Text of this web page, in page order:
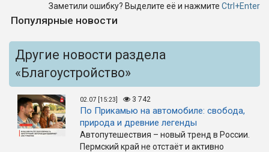
Заметили ошибку? Выделите её и нажмите Ctrl+Enter
Популярные новости
Другие новости раздела
«Благоустройство»
02.07 [15:23] 3 742
По Прикамью на автомобиле: свобода,
природа и древние легенды
Автопутешествия – новый тренд в России.
Пермский край не отстаёт и активно